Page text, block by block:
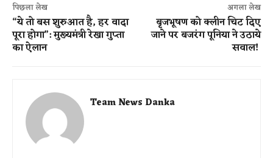
पिछला लेख
“ये तो बस शुरुआत है, हर वादा
पूरा होगा”: मुख्यमंत्री रेखा गुप्ता
का ऐलान
अगला लेख
बृजभूषण को क्लीन चिट दिए
जाने पर बजरंग पूनिया ने उठाये
सवाल!
Team News Danka